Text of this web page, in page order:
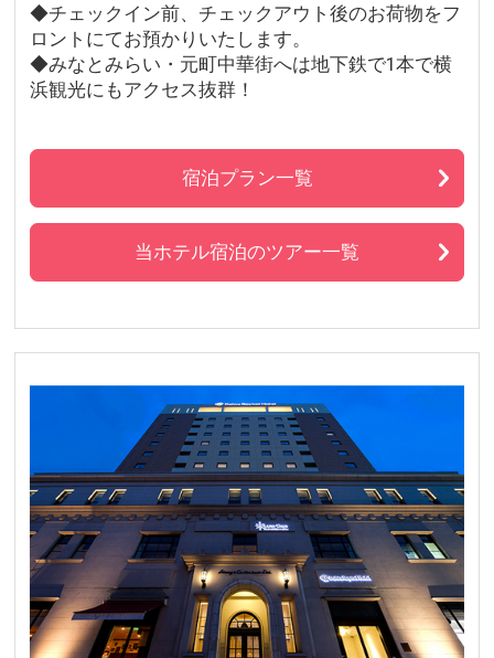
◆チェックイン前、チェックアウト後のお荷物をフ
ロントにてお預かりいたします。
◆みなとみらい・元町中華街へは地下鉄で1本で横
浜観光にもアクセス抜群！
宿泊プラン一覧
当ホテル宿泊のツアー一覧